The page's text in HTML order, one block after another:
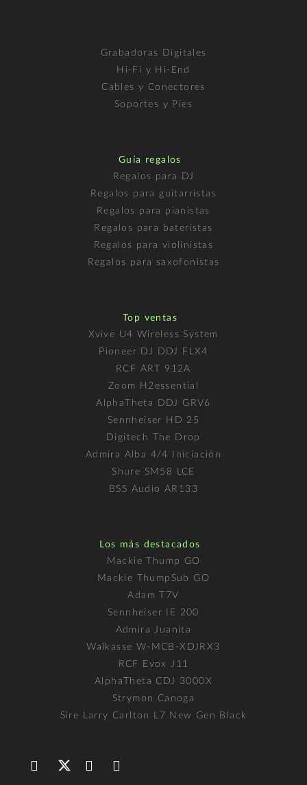
Grabadoras Digitales
Hi-Fi y Hi-End
Cables y Conectores
Soportes y Pies
Guía regalos
Regalos para DJ
Regalos para guitarristas
Regalos para pianistas
Regalos para bateristas
Regalos para violinistas
Regalos para saxofonistas
Top ventas
Xvive U4 Wireless System
Pioneer DJ DDJ FLX4
RCF ART 912A
Zoom H2essential
AlphaTheta DDJ GRV6
Sennheiser HD 25
Digitech The Drop
Admira Alba 4/4 Iniciación
Shure SM58 LCE
BSS Audio AR133
Los más destacados
Mackie Thump GO
Mackie ThumpSub GO
Adam T7V
Sennheiser IE 200
Admira Juanita
Walkasse W-MCB-XDJRX3
RCF Evox J11
AlphaTheta CDJ 3000X
Strymon Canoga
Sire Larry Carlton L7 New Gen Black